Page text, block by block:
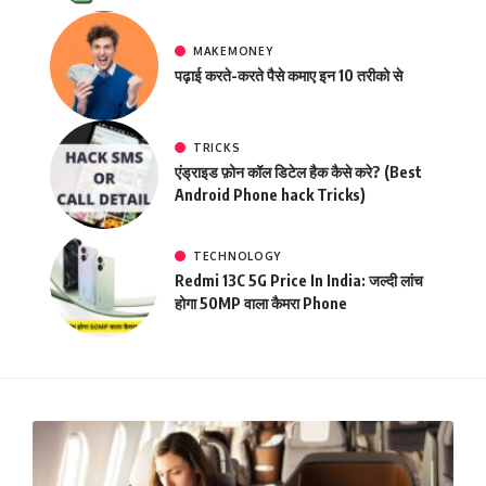
MAKEMONEY
पढ़ाई करते-करते पैसे कमाए इन 10 तरीको से
TRICKS
एंड्राइड फ़ोन कॉल डिटेल हैक कैसे करे? (Best
Android Phone hack Tricks)
TECHNOLOGY
Redmi 13C 5G Price In India: जल्दी लांच
होगा 50MP वाला कैमरा Phone